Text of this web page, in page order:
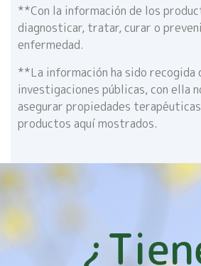
**Con la información de los
diagnosticar, tratar, curar o
enfermedad.
**La información ha sido recogida
investigaciones públicas, con ella
asegurar propiedades
productos aquí mostrados.